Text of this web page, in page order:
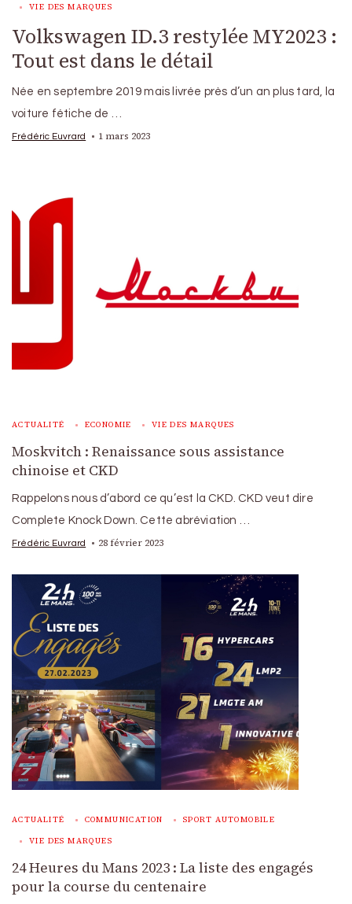
VIE DES MARQUES
Volkswagen ID.3 restylée MY2023 :
Tout est dans le détail
Née en septembre 2019 mais livrée près d’un an plus tard, la
voiture fétiche de …
Frédéric Euvrard 1 mars 2023
ACTUALITÉ ECONOMIE VIE DES MARQUES
Moskvitch : Renaissance sous assistance
chinoise et CKD
Rappelons nous d’abord ce qu’est la CKD. CKD veut dire
Complete Knock Down. Cette abréviation …
Frédéric Euvrard 28 février 2023
ACTUALITÉ COMMUNICATION SPORT AUTOMOBILE
VIE DES MARQUES
24 Heures du Mans 2023 : La liste des engagés
pour la course du centenaire